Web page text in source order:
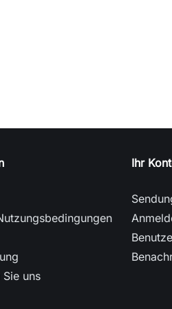
uns
Ihr